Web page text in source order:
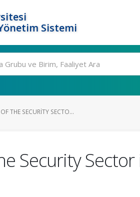
Sistemi
THE SECURITY SECTO...
Security